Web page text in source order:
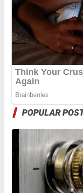
POPULAR